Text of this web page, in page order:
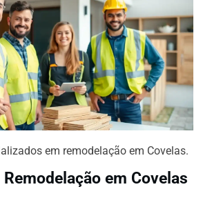
em remodelação em Covelas.
em Covelas